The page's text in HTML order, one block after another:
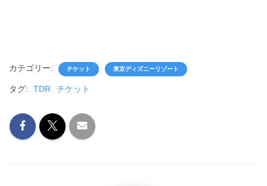
カテゴリー: チケット 東京ディズニーリゾート
タグ: TDR チケット